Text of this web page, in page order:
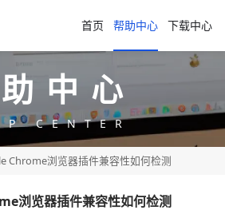
首页 帮助中心 下载中心
中心
CENTER
Chrome浏览器插件兼容性如何检测
浏览器插件兼容性如何检测